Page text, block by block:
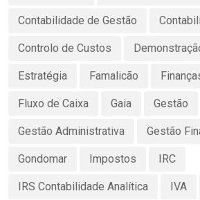
Contabilidade de Gestão
Controlo de Custos
Estratégia Famalicão
Fluxo de Caixa Gaia Gestão
Gestão Administrativa Gestão
Gondomar Impostos IRC
IRS Contabilidade Analítica IVA